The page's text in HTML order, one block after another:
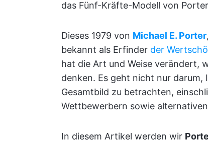
das Fünf-Kräfte-Modell von
Dieses 1979 von Michael E. Porter
bekannt als Erfinder der
hat die Art und Weise verändert,
denken. Es geht nicht nur
Gesamtbild zu betrachten,
Wettbewerbern sowie
In diesem Artikel werden wir